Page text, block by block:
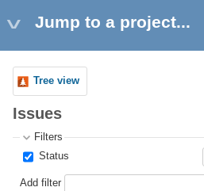
Jump to a project...
Tree view
Issues
Filters
Status
Add filter